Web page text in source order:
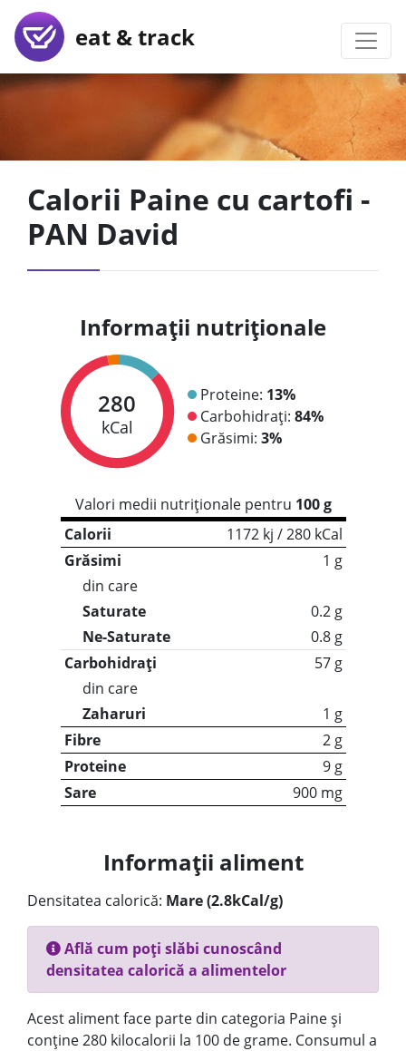
eat & track
Calorii Paine cu cartofi -
PAN David
Informații nutriționale
280
kCal
Proteine: 13%
Carbohidrați: 84%
Grăsimi: 3%
Valori medii nutriționale pentru 100 g
Calorii
1172 kj / 280 kCal
Grăsimi
1 g
din care
Saturate
0.2 g
Ne-Saturate
0.8 g
Carbohidrați
57 g
din care
Zaharuri
1 g
Fibre
2 g
Proteine
9 g
Sare
900 mg
Informații aliment
Densitatea calorică: Mare (2.8kCal/g)
Află cum poți slăbi cunoscând
densitatea calorică a alimentelor
Acest aliment face parte din categoria Paine și
conține 280 kilocalorii la 100 de grame. Consumul a